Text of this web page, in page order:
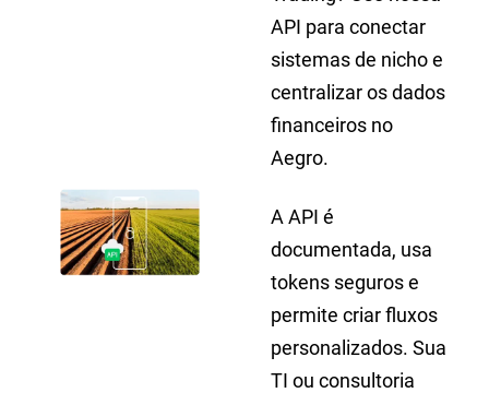
API para conectar
sistemas de nicho e
centralizar os dados
financeiros no
Aegro.
A API é
documentada, usa
tokens seguros e
permite criar fluxos
personalizados. Sua
TI ou consultoria